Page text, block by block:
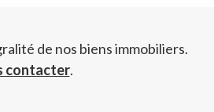
de nos biens immobiliers.
contacter.